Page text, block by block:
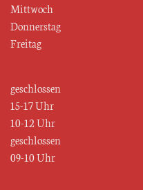
Mittwoch
Donnerstag
Freitag
geschlossen
15-17 Uhr
10-12 Uhr
geschlossen
09-10 Uhr